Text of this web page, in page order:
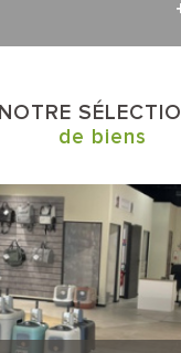
NOTRE
de biens